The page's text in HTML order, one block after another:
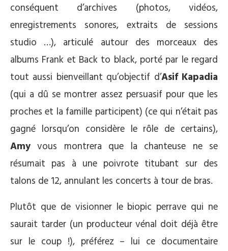
conséquent d’archives (photos, vidéos,
enregistrements sonores, extraits de sessions
studio …), articulé autour des morceaux des
albums Frank et Back to black, porté par le regard
tout aussi bienveillant qu’objectif d’Asif Kapadia
(qui a dû se montrer assez persuasif pour que les
proches et la famille participent) (ce qui n’était pas
gagné lorsqu’on considère le rôle de certains),
Amy vous montrera que la chanteuse ne se
résumait pas à une poivrote titubant sur des
talons de 12, annulant les concerts à tour de bras.
Plutôt que de visionner le biopic perrave qui ne
saurait tarder (un producteur vénal doit déjà être
sur le coup !), préférez – lui ce documentaire